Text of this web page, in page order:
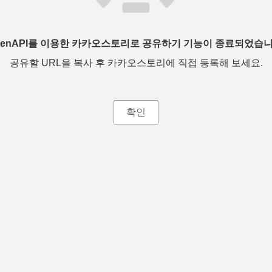
를 이용한 카카오스토리로 공유하기 기능이 종료되었습
공유할 URL을 복사 후 카카오스토리에 직접 등록해 보세요.
확인